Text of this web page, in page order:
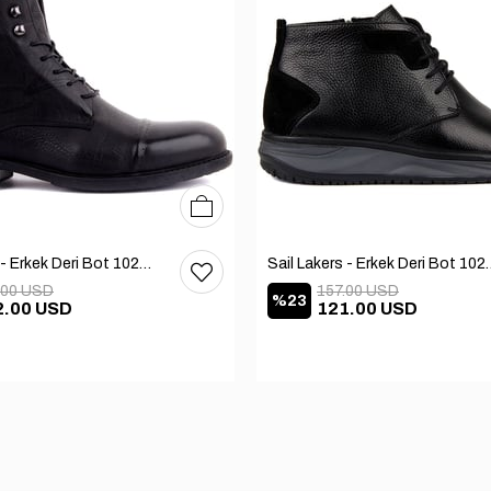
Sail Lakers - Erkek Deri Bot 102-1948-GOL
USD
USD
4142
Sail Lakers -
%23 121.00 USD
157.00 USD